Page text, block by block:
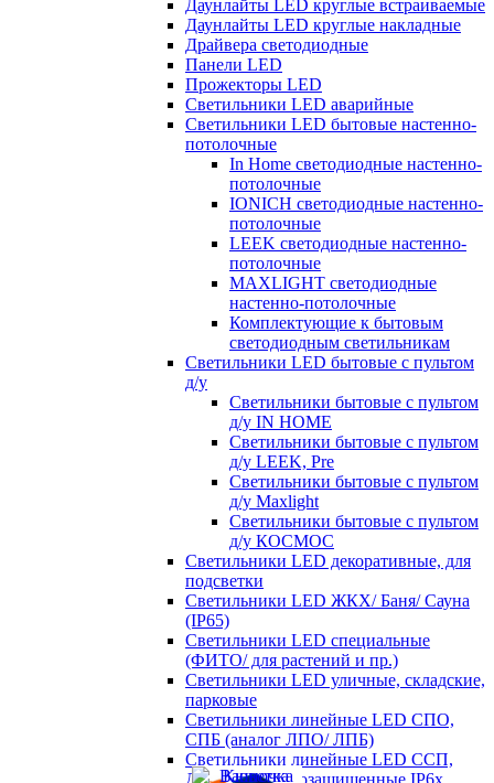
Даунлайты LED круглые встраиваемые
Даунлайты LED круглые накладные
Драйвера светодиодные
Панели LED
Прожекторы LED
Светильники LED аварийные
Светильники LED бытовые настенно-
потолочные
In Home светодиодные настенно-
потолочные
IONICH светодиодные настенно-
потолочные
LEEK светодиодные настенно-
потолочные
MAXLIGHT светодиодные
настенно-потолочные
Комплектующие к бытовым
светодиодным светильникам
Светильники LED бытовые с пультом
д/у
Светильники бытовые с пультом
д/у IN HOME
Светильники бытовые с пультом
д/у LEEK, Pre
Светильники бытовые с пультом
д/у Maxlight
Светильники бытовые с пультом
д/у КОСМОС
Светильники LED декоративные, для
подсветки
Светильники LED ЖКХ/ Баня/ Сауна
(IP65)
Светильники LED специальные
(ФИТО/ для растений и пр.)
Светильники LED уличные, складские,
парковые
Светильники линейные LED СПО,
СПБ (аналог ЛПО/ ЛПБ)
Светильники линейные LED ССП,